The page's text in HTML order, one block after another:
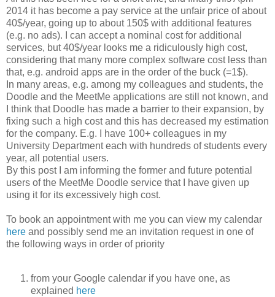
2014 it has become a pay service at the unfair price of about
40$/year, going up to about 150$ with additional features
(e.g. no ads). I can accept a nominal cost for additional
services, but 40$/year looks me a ridiculously high cost,
considering that many more complex software cost less than
that, e.g. android apps are in the order of the buck (=1$).
In many areas, e.g. among my colleagues and students, the
Doodle and the MeetMe applications are still not known, and
I think that Doodle has made a barrier to their expansion, by
fixing such a high cost and this has decreased my estimation
for the company. E.g. I have 100+ colleagues in my
University Department each with hundreds of students every
year, all potential users.
By this post I am informing the former and future potential
users of the MeetMe Doodle service that I have given up
using it for its excessively high cost.
To book an appointment with me you can view my calendar
here and possibly send me an invitation request in one of
the following ways in order of priority
from your Google calendar if you have one, as
explained here